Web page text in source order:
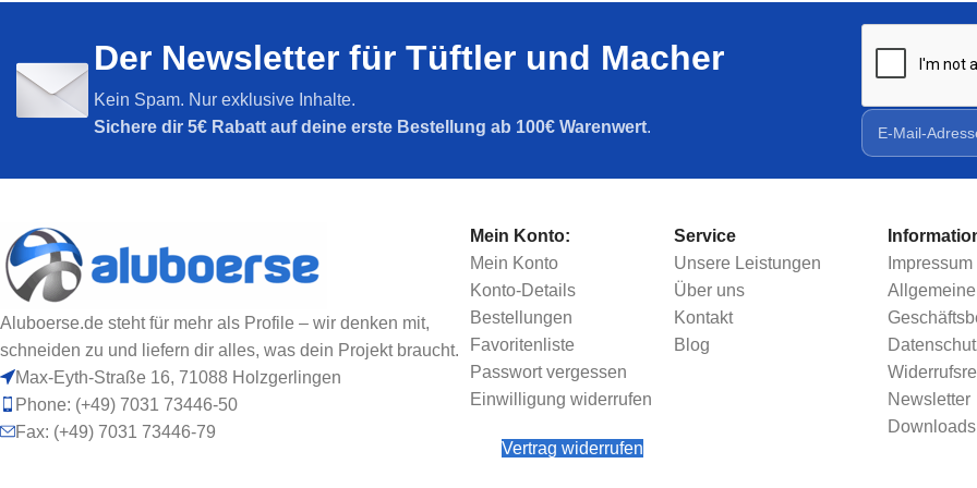
SPARPAKETE
Sparpakete
Nut 8
Der Newsletter für Tüftler und Macher
Kein Spam. Nur exklusive Inhalte.
Sichere dir 5€ Rabatt auf deine erste Bestellung ab 100€ Warenwert.
Aluboerse.de steht für mehr als Profile – wir denken mit,
schneiden zu und liefern dir alles, was dein Projekt braucht.
Max-Eyth-Straße 16, 71088 Holzgerlingen
Phone: (+49) 7031 73446-50
Fax: (+49) 7031 73446-79
Mein Konto:
Mein Konto
Konto-Details
Bestellungen
Favoritenliste
Passwort vergessen
Einwilligung widerrufen
Vertrag widerrufen
Service
Unsere Leistungen
Über uns
Kontakt
Blog
Impressum
Allgemeine
Newsletter
Downloads